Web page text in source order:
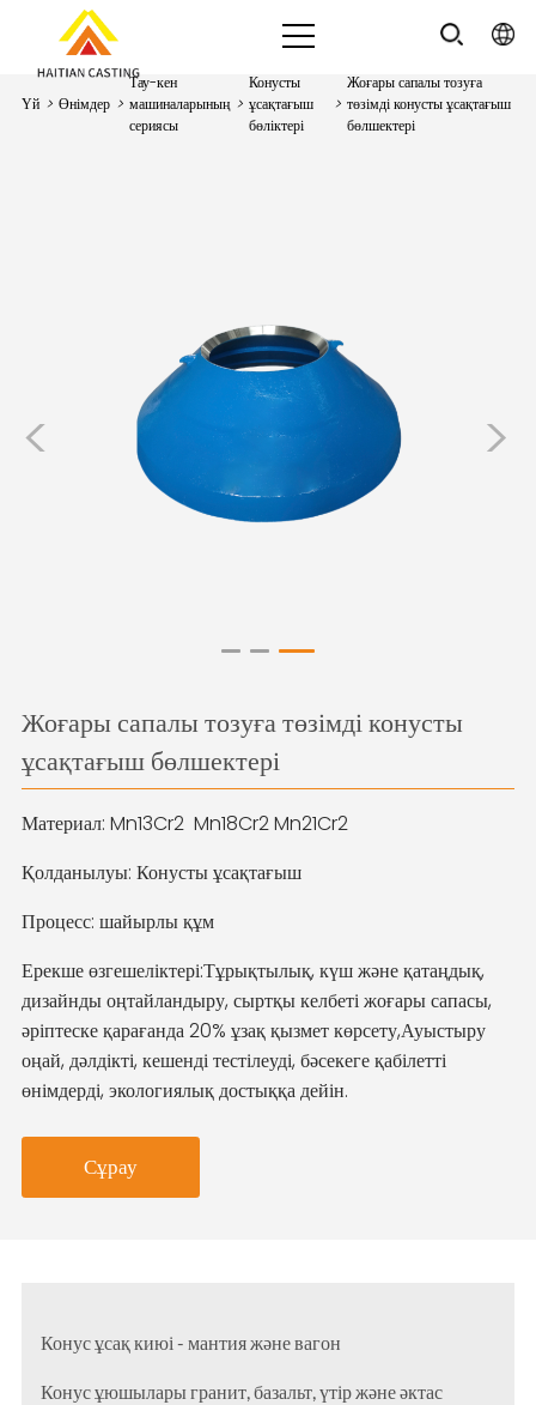
Үй > Өнімдер >
Тау-кен
машиналарының
сериясы
>
Конусты
ұсақтағыш
бөліктері
>
Жоғары сапалы тозуға
төзімді конусты ұсақтағыш
бөлшектері
>
<
Жоғары сапалы тозуға төзімді конусты
ұсақтағыш бөлшектері
Материал: Mn13Cr2 Mn18Cr2 Mn21Cr2
Қолданылуы: Конусты ұсақтағыш
Процесс: шайырлы құм
Ерекше өзгешеліктері:Тұрықтылық, күш және қатаңдық,
дизайнды оңтайландыру, сыртқы келбеті жоғары сапасы,
әріптеске қарағанда 20% ұзақ қызмет көрсету,Ауыстыру
оңай, дәлдікті, кешенді тестілеуді, бәсекеге қабілетті
өнімдерді, экологиялық достыққа дейін.
Сұрау
Конус ұсақ киюі - мантия және вагон
Конус ұюшылары гранит, базальт, үтір және әктас